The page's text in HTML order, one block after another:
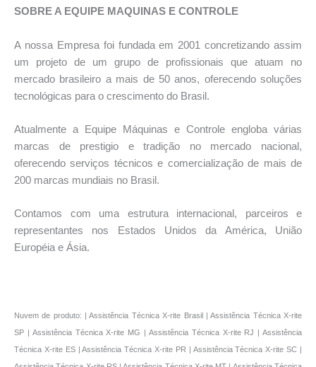
SOBRE A EQUIPE MAQUINAS E CONTROLE
A nossa Empresa foi fundada em 2001 concretizando assim
um projeto de um grupo de profissionais que atuam no
mercado brasileiro a mais de 50 anos, oferecendo soluções
tecnológicas para o crescimento do Brasil.
Atualmente a Equipe Máquinas e Controle engloba várias
marcas de prestigio e tradição no mercado nacional,
oferecendo serviços técnicos e comercialização de mais de
200 marcas mundiais no Brasil.
Contamos com uma estrutura internacional, parceiros e
representantes nos Estados Unidos da América, União
Européia e Ásia.
Nuvem de produto: | Assistência Técnica X-rite Brasil | Assistência Técnica X-rite
SP | Assistência Técnica X-rite MG | Assistência Técnica X-rite RJ | Assistência
Técnica X-rite ES | Assistência Técnica X-rite PR | Assistência Técnica X-rite SC |